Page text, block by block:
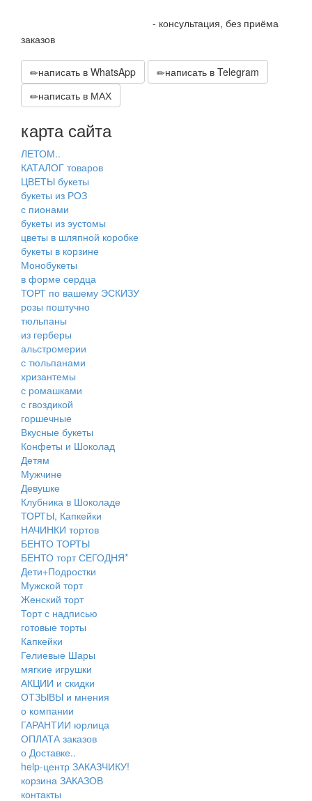
- консультация, без приёма
заказов
написать в WhatsApp
написать в Telegram
написать в МАХ
карта сайта
ЛЕТОМ..
КАТАЛОГ товаров
ЦВЕТЫ букеты
букеты из РОЗ
с пионами
букеты из эустомы
цветы в шляпной коробке
букеты в корзине
Монобукеты
в форме сердца
ТОРТ по вашему ЭСКИЗУ
розы поштучно
тюльпаны
из герберы
альстромерии
с тюльпанами
хризантемы
с ромашками
с гвоздикой
горшечные
Вкусные букеты
Конфеты и Шоколад
Детям
Мужчине
Девушке
Клубника в Шоколаде
ТОРТЫ, Капкейки
НАЧИНКИ тортов
БЕНТО ТОРТЫ
БЕНТО торт СЕГОДНЯ*
Дети+Подростки
Мужской торт
Женский торт
Торт с надписью
готовые торты
Капкейки
Гелиевые Шары
мягкие игрушки
АКЦИИ и скидки
ОТЗЫВЫ и мнения
о компании
ГАРАНТИИ юрлица
ОПЛАТА заказов
о Доставке..
help-центр ЗАКАЗЧИКУ!
корзина ЗАКАЗОВ
контакты